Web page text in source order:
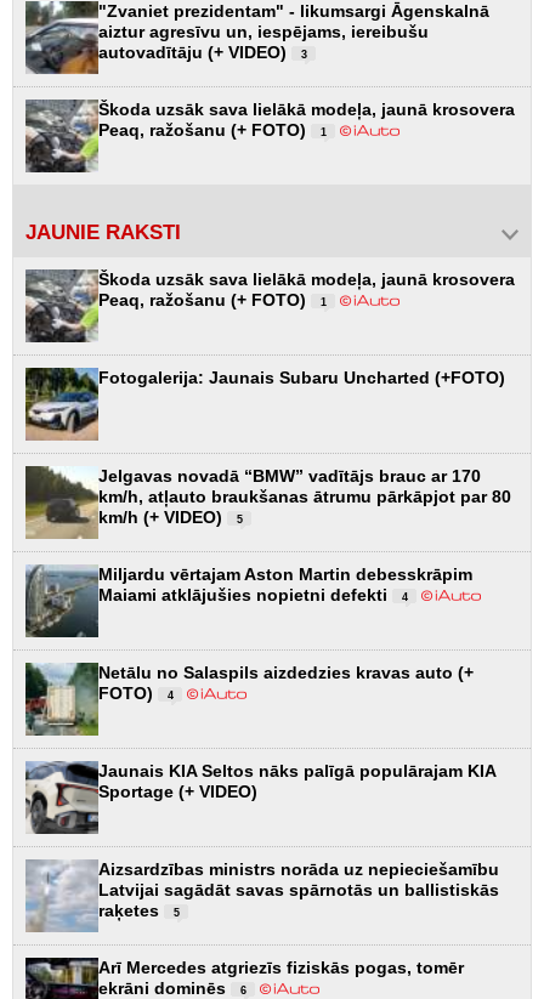
"Zvaniet prezidentam" - likumsargi Āgenskalnā
aiztur agresīvu un, iespējams, iereibušu
autovadītāju (+ VIDEO)
3
Škoda uzsāk sava lielākā modeļa, jaunā krosovera
Peaq, ražošanu (+ FOTO)
1
JAUNIE RAKSTI
Škoda uzsāk sava lielākā modeļa, jaunā krosovera
Peaq, ražošanu (+ FOTO)
1
Fotogalerija: Jaunais Subaru Uncharted (+FOTO)
Jelgavas novadā “BMW” vadītājs brauc ar 170
km/h, atļauto braukšanas ātrumu pārkāpjot par 80
km/h (+ VIDEO)
5
Miljardu vērtajam Aston Martin debesskrāpim
Maiami atklājušies nopietni defekti
4
Netālu no Salaspils aizdedzies kravas auto (+
FOTO)
4
Jaunais KIA Seltos nāks palīgā populārajam KIA
Sportage (+ VIDEO)
Aizsardzības ministrs norāda uz nepieciešamību
Latvijai sagādāt savas spārnotās un ballistiskās
raķetes
5
Arī Mercedes atgriezīs fiziskās pogas, tomēr
ekrāni dominēs
6